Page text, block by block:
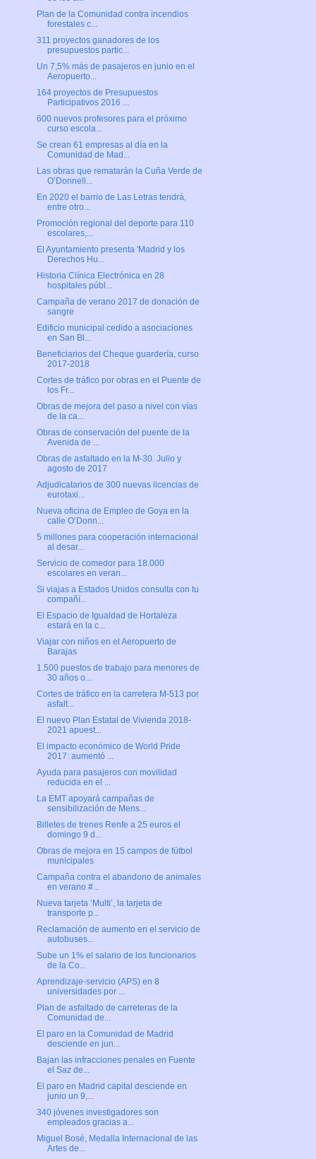
Plan de la Comunidad contra incendios
forestales c...
311 proyectos ganadores de los
presupuestos partic...
Un 7,5% más de pasajeros en junio en el
Aeropuerto...
164 proyectos de Presupuestos
Participativos 2016 ...
600 nuevos profesores para el próximo
curso escola...
Se crean 61 empresas al día en la
Comunidad de Mad...
Las obras que rematarán la Cuña Verde de
O’Donnell...
En 2020 el barrio de Las Letras tendrá,
entre otro...
Promoción regional del deporte para 110
escolares,...
El Ayuntamiento presenta 'Madrid y los
Derechos Hu...
Historia Clínica Electrónica en 28
hospitales públ...
Campaña de verano 2017 de donación de
sangre
Edificio municipal cedido a asociaciones
en San Bl...
Beneficiarios del Cheque guardería, curso
2017-2018
Cortes de tráfico por obras en el Puente de
los Fr...
Obras de mejora del paso a nivel con vías
de la ca...
Obras de conservación del puente de la
Avenida de ...
Obras de asfaltado en la M-30. Julio y
agosto de 2017
Adjudicatarios de 300 nuevas licencias de
eurotaxi...
Nueva oficina de Empleo de Goya en la
calle O’Donn...
5 millones para cooperación internacional
al desar...
Servicio de comedor para 18.000
escolares en veran...
Si viajas a Estados Unidos consulta con tu
compañí...
El Espacio de Igualdad de Hortaleza
estará en la c...
Viajar con niños en el Aeropuerto de
Barajas
1.500 puestos de trabajo para menores de
30 años o...
Cortes de tráfico en la carretera M-513 por
asfalt...
El nuevo Plan Estatal de Vivienda 2018-
2021 apuest...
El impacto económico de World Pride
2017: aumentó ...
Ayuda para pasajeros con movilidad
reducida en el ...
La EMT apoyará campañas de
sensibilización de Mens...
Billetes de trenes Renfe a 25 euros el
domingo 9 d...
Obras de mejora en 15 campos de fútbol
municipales
Campaña contra el abandono de animales
en verano #...
Nueva tarjeta ‘Multi’, la tarjeta de
transporte p...
Reclamación de aumento en el servicio de
autobuses...
Sube un 1% el salario de los funcionarios
de la Co...
Aprendizaje-servicio (APS) en 8
universidades por ...
Plan de asfaltado de carreteras de la
Comunidad de...
El paro en la Comunidad de Madrid
desciende en jun...
Bajan las infracciones penales en Fuente
el Saz de...
El paro en Madrid capital desciende en
junio un 9,...
340 jóvenes investigadores son
empleados gracias a...
Miguel Bosé, Medalla Internacional de las
Artes de...